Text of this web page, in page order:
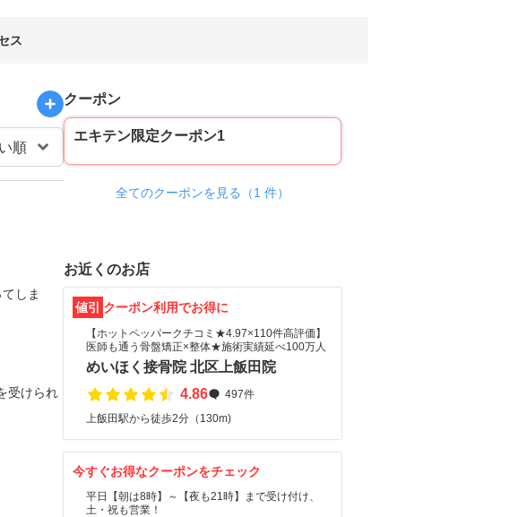
ス
しま
受けられ
クーポン
エキテン限定クーポン1
全てのクーポンを見る（1 件）
お近くのお店
値引 クーポン利用でお得に
【ホットペッパークチコミ★4.97×110件高評価】
医師も通う骨盤矯正×整体★施術実績延べ100万人
めいほく接骨院 北区上飯田院
4.86
497件
上飯田駅から徒歩2分（130m)
今すぐお得なクーポンをチェック
平日【朝は8時】～【夜も21時】まで受け付け、
土・祝も営業！